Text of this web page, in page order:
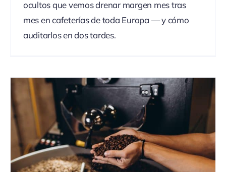
ocultos que vemos drenar margen mes tras
mes en cafeterías de toda Europa — y cómo
auditarlos en dos tardes.